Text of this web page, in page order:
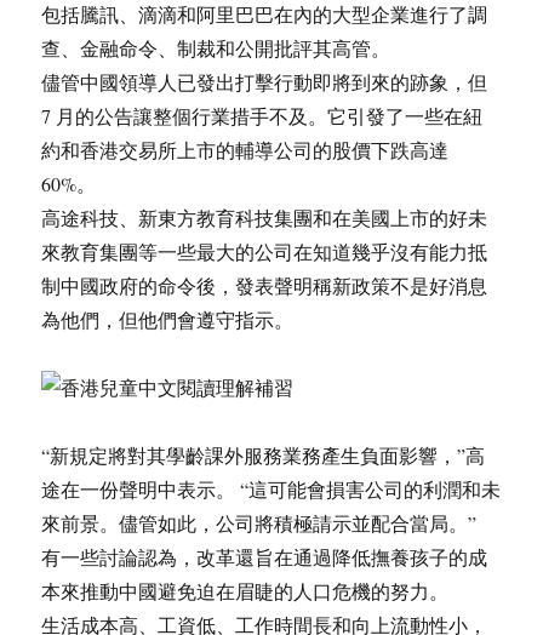
包括騰訊、滴滴和阿里巴巴在內的大型企業進行了調
查、金融命令、制裁和公開批評其高管。
儘管中國領導人已發出打擊行動即將到來的跡象，但
7 月的公告讓整個行業措手不及。它引發了一些在紐
約和香港交易所上市的輔導公司的股價下跌高達
60%。
高途科技、新東方教育科技集團和在美國上市的好未
來教育集團等一些最大的公司在知道幾乎沒有能力抵
制中國政府的命令後，發表聲明稱新政策不是好消息
為他們，但他們會遵守指示。
“新規定將對其學齡課外服務業務產生負面影響，”高
途在一份聲明中表示。 “這可能會損害公司的利潤和未
來前景。儘管如此，公司將積極請示並配合當局。”
有一些討論認為，改革還旨在通過降低撫養孩子的成
本來推動中國避免迫在眉睫的人口危機的努力。
生活成本高、工資低、工作時間長和向上流動性小，